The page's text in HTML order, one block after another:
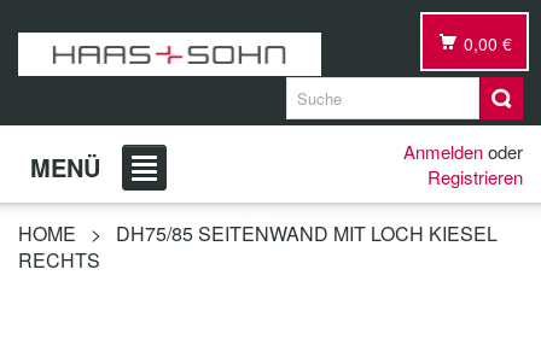
0,00 €
MENÜ Anmeldenoder
Registrieren
HOME >
DH75/85 SEITENWAND MIT LOCH KIESEL
RECHTS